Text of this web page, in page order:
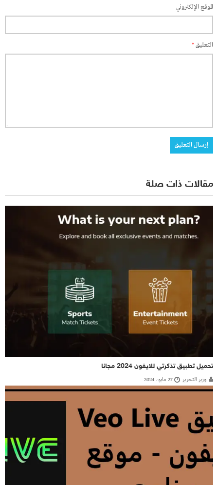
الموقع الإلكتروني
التعليق*
مقالات ذات صلة
تحميل تطبيق تذكرتي للايفون 2024 مجانا
وزير التحرير 27 مايو، 2024